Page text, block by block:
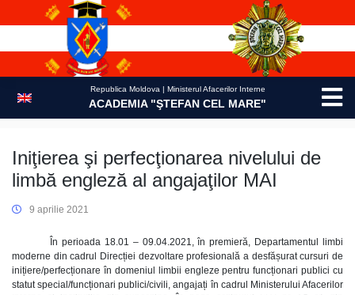
Republica Moldova | Ministerul Afacerilor Interne
ACADEMIA "ŞTEFAN CEL MARE"
Iniţierea şi perfecţionarea nivelului de
limbă engleză al angajaţilor MAI
9 aprilie 2021
În perioada 18.01 – 09.04.2021, în premieră, Departamentul limbi
moderne din cadrul Direcției dezvoltare profesională a desfășurat cursuri de
inițiere/perfecționare în domeniul limbii engleze pentru funcționari publici cu
statut special/funcționari publici/civili, angajați în cadrul Ministerului Afacerilor